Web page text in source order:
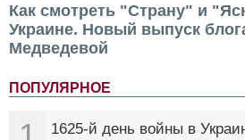
Как смотреть "Страну" и
Украине. Новый выпуск
Медведевой
ПОПУЛЯРНОЕ
1625-й день войны в